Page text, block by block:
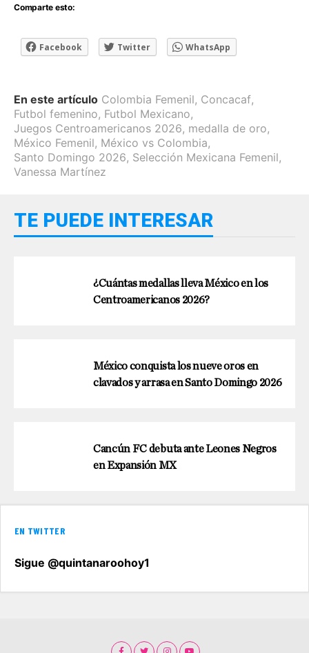
Comparte esto:
Facebook Twitter WhatsApp
En este artículo Colombia Femenil, Concacaf,
Futbol femenino, Futbol Mexicano,
Juegos Centroamericanos 2026, medalla de oro,
México Femenil, México vs Colombia,
Santo Domingo 2026, Selección Mexicana Femenil,
Vanessa Martínez
TE PUEDE INTERESAR
¿Cuántas medallas lleva México en los
Centroamericanos 2026?
México conquista los nueve oros en
clavados y arrasa en Santo Domingo 2026
Cancún FC debuta ante Leones Negros
en Expansión MX
EN TWITTER
Sigue @quintanaroohoy1